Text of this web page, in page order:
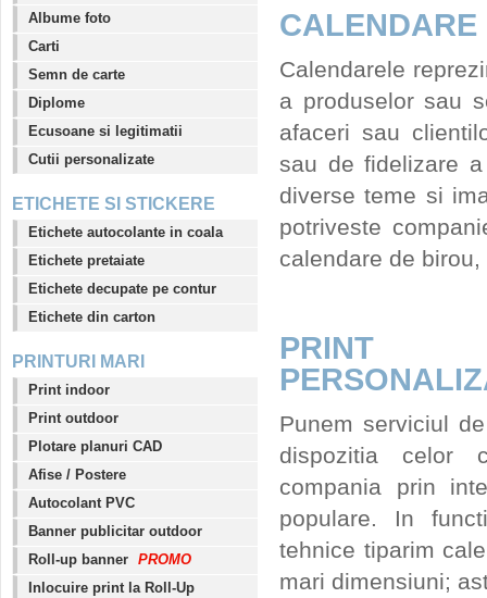
Albume foto
Carti
Semn de carte
Diplome
Ecusoane si legitimatii
Cutii personalizate
ETICHETE SI STICKERE
Etichete autocolante in coala
Etichete pretaiate
Etichete decupate pe contur
Etichete din carton
PRINTURI MARI
Print indoor
Print outdoor
Plotare planuri CAD
Afise / Postere
Autocolant PVC
Banner publicitar outdoor
Roll-up banner PROMO
Inlocuire print la Roll-Up
CALENDARE
Calendarele
a produselor sau
afaceri sau
sau de fidelizare
diverse teme si
potriveste
calendare de
PRINT
Punem serviciul
dispozitia celor
compania prin
populare. In
tehnice tiparim
mari dimensiuni;